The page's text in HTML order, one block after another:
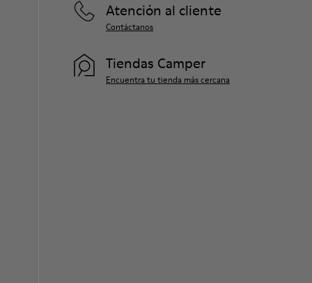
Atención al cliente
Contáctanos
Tiendas Camper
Encuentra tu tienda más cercana